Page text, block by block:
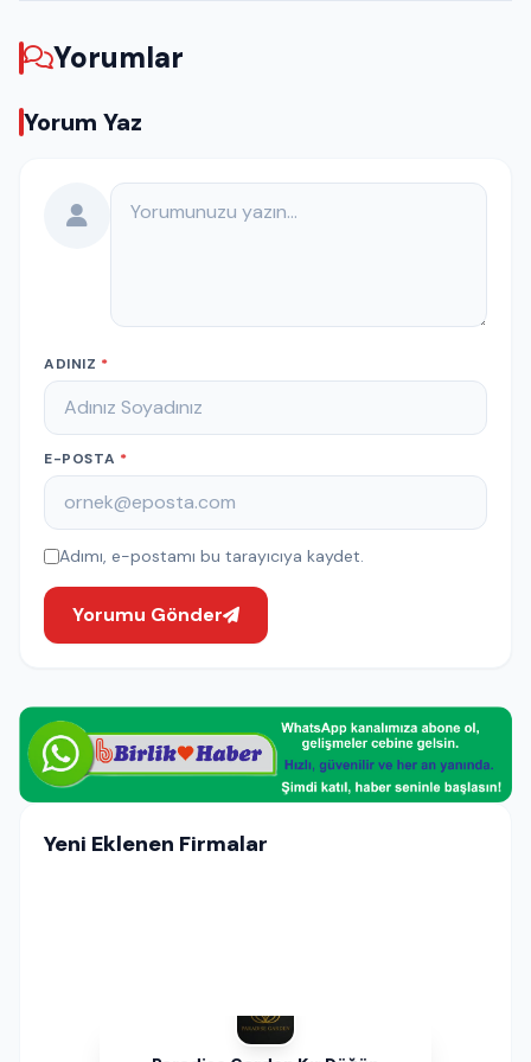
Yorumlar
Yorum Yaz
Yorumunuz
ADINIZ *
E-POSTA *
Adımı, e-postamı bu tarayıcıya kaydet.
Yorumu Gönder
Yeni Eklenen Firmalar